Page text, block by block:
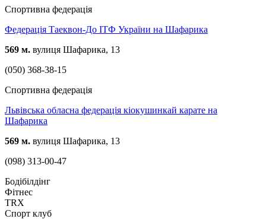
Спортивна федерація
Федерація Таеквон-До ІТФ України на Шафарика
569 м. вулиця Шафарика, 13
(050) 368-38-15
Спортивна федерація
Львівська обласна федерація кіокушинкай карате на
Шафарика
569 м. вулиця Шафарика, 13
(098) 313-00-47
Бодібілдінг
Фітнес
TRX
Спорт клуб